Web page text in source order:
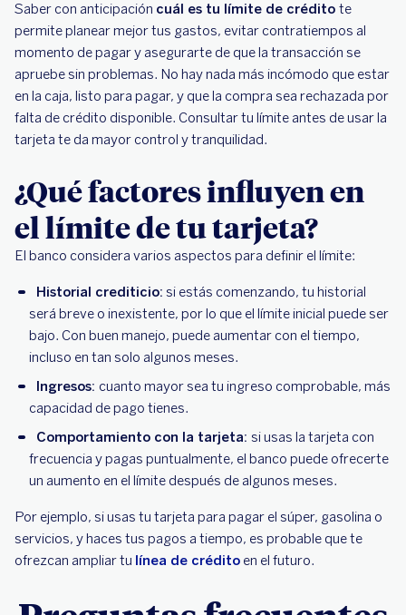
Saber con anticipación cuál es tu límite de crédito te
permite planear mejor tus gastos, evitar contratiempos al
momento de pagar y asegurarte de que la transacción se
apruebe sin problemas. No hay nada más incómodo que estar
en la caja, listo para pagar, y que la compra sea rechazada por
falta de crédito disponible. Consultar tu límite antes de usar la
tarjeta te da mayor control y tranquilidad.
¿Qué factores influyen en
el límite de tu tarjeta?
El banco considera varios aspectos para definir el límite:
Historial crediticio: si estás comenzando, tu historial
será breve o inexistente, por lo que el límite inicial puede ser
bajo. Con buen manejo, puede aumentar con el tiempo,
incluso en tan solo algunos meses.
Ingresos: cuanto mayor sea tu ingreso comprobable, más
capacidad de pago tienes.
Comportamiento con la tarjeta: si usas la tarjeta con
frecuencia y pagas puntualmente, el banco puede ofrecerte
un aumento en el límite después de algunos meses.
Por ejemplo, si usas tu tarjeta para pagar el súper, gasolina o
servicios, y haces tus pagos a tiempo, es probable que te
ofrezcan ampliar tu línea de crédito en el futuro.